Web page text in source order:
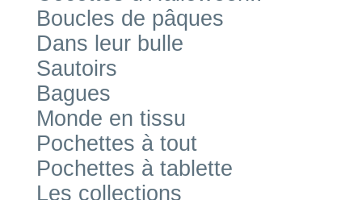
Boucles de pâques
Dans leur bulle
Sautoirs
Bagues
Monde en tissu
Pochettes à tout
Pochettes à tablette
Les collections